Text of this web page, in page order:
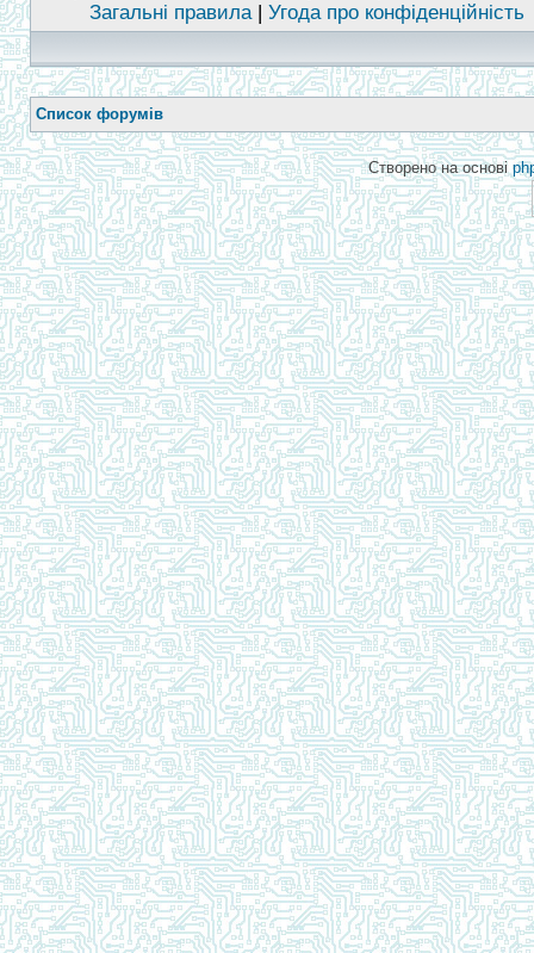
Загальні правила| Угода про конфіденційність
Список форумів
Створено на основі